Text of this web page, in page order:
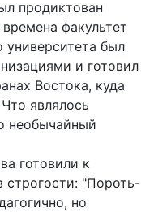
продиктован
факультет
университета был
и готовил
Востока, куда
являлось
необычайный
готовили к
строгости: "Пороть-
но